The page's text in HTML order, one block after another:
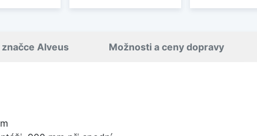
značce Alveus Možnosti a ceny dopravy